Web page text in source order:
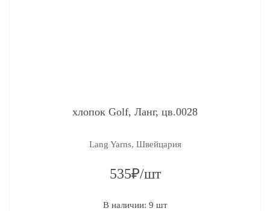
хлопок Golf, Ланг, цв.0028
Lang Yarns, Швейцария
535₽/шт
В наличии: 9 шт